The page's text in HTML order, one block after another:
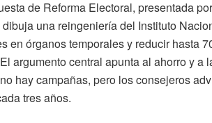
de Reforma Electoral, presentada
dibuja una reingeniería del Instituto
en órganos temporales y reducir hasta
argumento central apunta al ahorro y
hay campañas, pero los consejeros
tres años.